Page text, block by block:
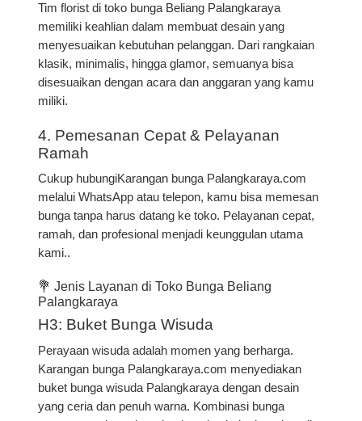
Tim florist ditoko bunga Beliang Palangkaraya
memiliki keahlian dalam membuat desain yang
menyesuaikan kebutuhan pelanggan. Dari rangkaian
klasik, minimalis, hingga glamor, semuanya bisa
disesuaikan dengan acara dan anggaran yang kamu
miliki.
4. Pemesanan Cepat & Pelayanan
Ramah
Cukup hubungiKarangan bunga Palangkaraya.com
melalui WhatsApp atau telepon, kamu bisa memesan
bunga tanpa harus datang ke toko. Pelayanan cepat,
ramah, dan profesional menjadi keunggulan utama
kami..
💐 Jenis Layanan di Toko Bunga Beliang
Palangkaraya
H3: Buket Bunga Wisuda
Perayaan wisuda adalah momen yang berharga.
Karangan bunga Palangkaraya.com menyediakan
buket bunga wisuda Palangkaraya dengan desain
yang ceria dan penuh warna. Kombinasi bunga